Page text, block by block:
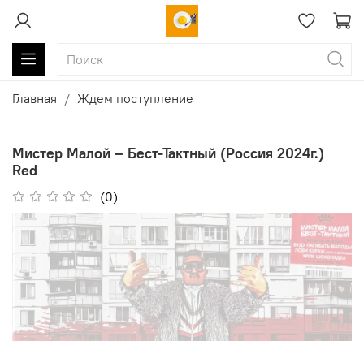
Главная Ждем поступление
Мистер Малой ‎– Бест-Тактный (Россия 2024г.)
Red
(0)